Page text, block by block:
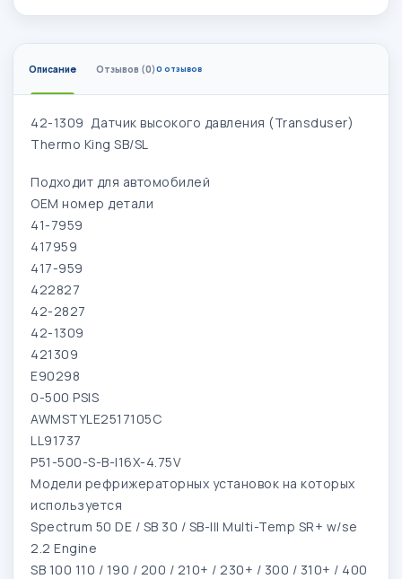
Описание Отзывов (0)0 отзывов
42-1309 Датчик высокого давления (Transduser)
Thermo King SB/SL
Подходит для автомобилей
OEM номер детали
41-7959
417959
417-959
422827
42-2827
42-1309
421309
E90298
0-500 PSIS
AWMSTYLE2517105C
LL91737
P51-500-S-B-I16X-4.75V
Модели рефрижераторных установок на которых
используется
Spectrum 50 DE / SB 30 / SB-III Multi-Temp SR+ w/se
2.2 Engine
SB 100 110 / 190 / 200 / 210+ / 230+ / 300 / 310+ / 400